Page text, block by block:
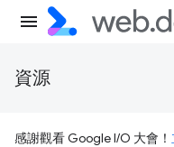
資源
感謝觀看 Google I/O 大會！